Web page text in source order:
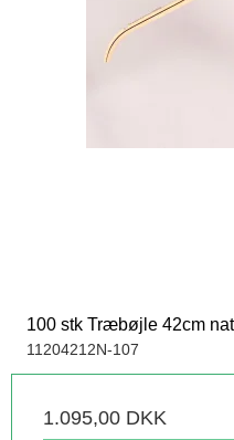
100 stk Træbøjle 42cm
11204212N-107
1.095,00 DKK